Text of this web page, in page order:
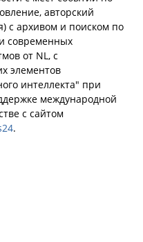
авторский
с архивом и поиском по
современных
от NL, с
элементов
интеллекта" при
международной
с сайтом
.